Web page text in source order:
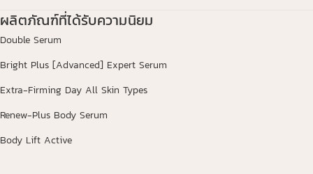
ผลิตภัณฑ์ที่ได้รับความนิยม
Double Serum
Bright Plus [Advanced] Expert Serum
Extra-Firming Day All Skin Types
Renew-Plus Body Serum
Body Lift Active